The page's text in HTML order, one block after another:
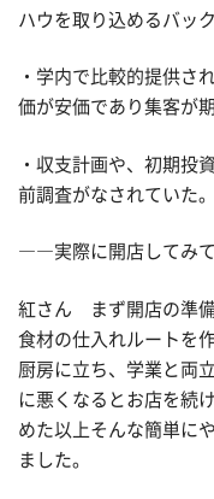
ハウを取り込めるバッ
・学内で比較的提供さ
価が安価であり集客が
・収支計画や、初期投
前調査がなされていた。
――実際に開店してみて
紅さん まず開店の準備
食材の仕入れルートを
厨房に立ち、学業と両
に悪くなるとお店を続
めた以上そんな簡単に
ました。